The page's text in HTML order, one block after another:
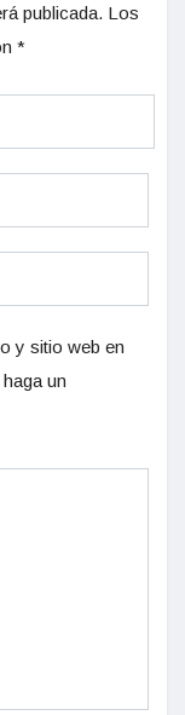
publicada. Los
*
y sitio web en
un